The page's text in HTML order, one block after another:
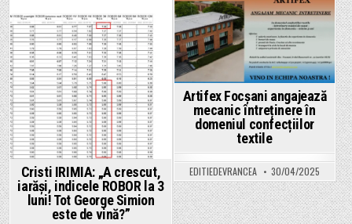
au
avut
dreptate:
după
ce
sistemul
antigrindină
a
fost
oprit
precipitațiile
au
fost
bogate,
iar
recolta
va
fi
una
extraordinară.
Posted
in
Cristi IRIMIA: „A crescut,
iarăși, indicele ROBOR la 3
luni! Tot George Simion
este de vină?”
Posted
in
Artifex Focșani angajează
mecanic întreținere în
domeniul confecțiilor
textile
EDITIEDEVRANCEA 30/04/2025